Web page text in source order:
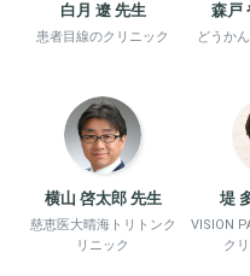
白月 遼 先生
患者目線のクリニック
森戸
どうか
横山 啓太郎 先生
慈恵医大晴海トリトンク
リニック
堤
VISION
ク